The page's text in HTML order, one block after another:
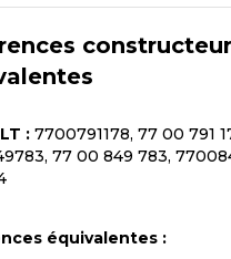
: 7700791178, 77 00 791
77 00 849 783,
équivalentes :